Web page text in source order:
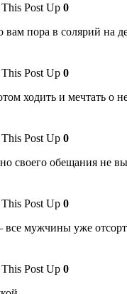
0
вам пора в солярий на
0
ходить и мечтать
0
своего обещания не
0
мужчины уже
0